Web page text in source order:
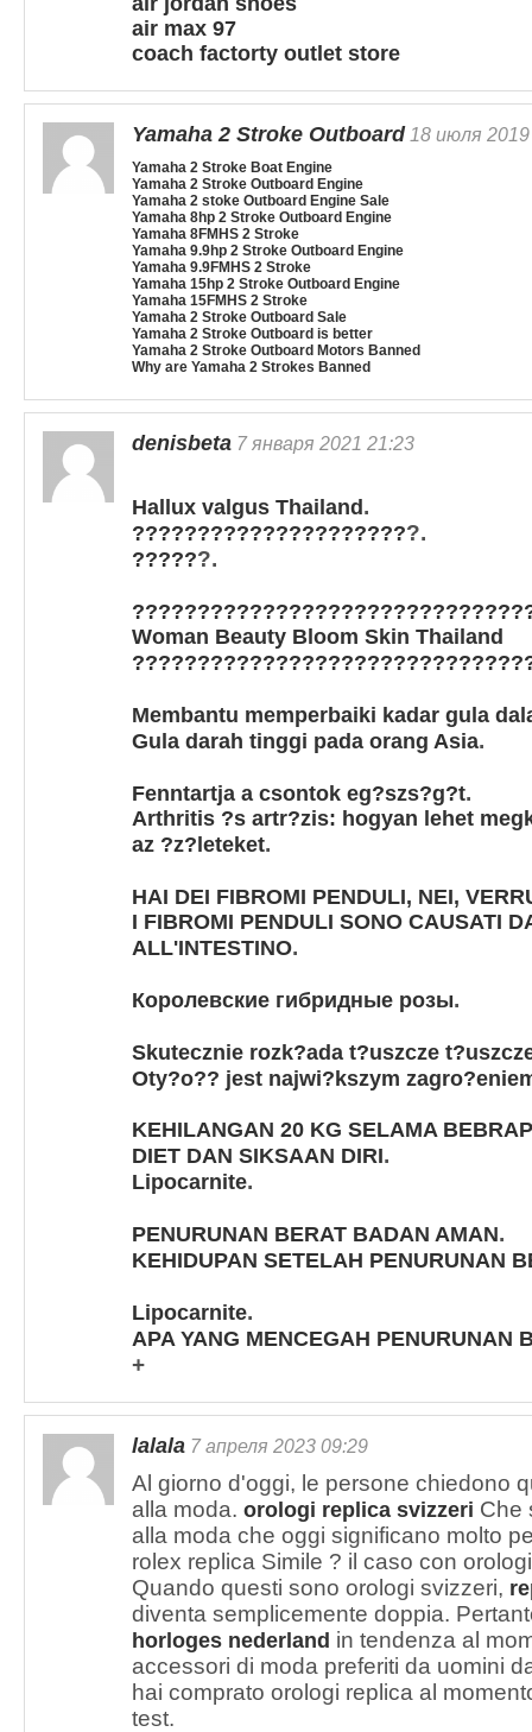
air max 97
coach factorty outlet store
Yamaha 2 Stroke Outboard18 июля 2019
Yamaha 2 Stroke Boat Engine
Yamaha 2 Stroke Outboard Engine
Yamaha 2 stoke Outboard Engine Sale
Yamaha 8hp 2 Stroke Outboard Engine
Yamaha 8FMHS 2 Stroke
Yamaha 9.9hp 2 Stroke Outboard Engine
Yamaha 9.9FMHS 2 Stroke
Yamaha 15hp 2 Stroke Outboard Engine
Yamaha 15FMHS 2 Stroke
Yamaha 2 Stroke Outboard Sale
Yamaha 2 Stroke Outboard is better
Yamaha 2 Stroke Outboard Motors Banned
Why are Yamaha 2 Strokes Banned
denisbeta 7 января 2021 21:23
Hallux valgus Thailand .
??????????????????????.
??????.
Woman Beauty Bloom Skin Thailand
Membantu memperbaiki kadar gula
Gula darah tinggi pada orang Asia.
Fenntartja a csontok eg?szs?g?t.
Arthritis ?s artr?zis: hogyan lehet
az ?z?leteket.
HAI DEI FIBROMI PENDULI, NEI,
I FIBROMI PENDULI SONO CAUSATI
ALL'INTESTINO.
Королевские гибридные розы.
Skutecznie rozk?ada t?uszcze
Oty?o?? jest najwi?kszym
KEHILANGAN 20 KG SELAMA
DIET DAN SIKSAAN DIRI.
Lipocarnite.
PENURUNAN BERAT BADAN AMAN.
KEHIDUPAN SETELAH PENURUNAN
Lipocarnite.
APA YANG MENCEGAH PENURUNAN
+
lalala 7 апреля 2023 09:29
Al giorno d'oggi, le persone chiedono
alla moda. orologi replica svizzeri Che
alla moda che oggi significano molto
rolex replica Simile ? il caso con
Quando questi sono orologi svizzeri,
diventa semplicemente doppia.
horloges nederland in tendenza al
accessori di moda preferiti da uomini
hai comprato orologi replica al
test.